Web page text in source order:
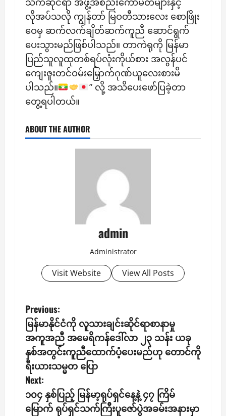
လိုအပ်သလို ကျွန်တာ် မြဝတီသားလေး စောဖြိုး
ဝေမှ ဆက်လက်ချိတ်ဆက်ကူညီ ဆောင်ရွက်
ပေးသွားမည်ဖြစ်ပါသည်။ တာကဲရုကို မြန်မာ
ပြည်သူလူထုတစ်ရပ်လုံးကိုယ်စား အလွန်ပင်
ကျေးဇူးတင်ဝမ်းမြှောက်ဂုဏ်ယူလေးစားမိ
ပါသည်။
” လို့ အသိပေးဖော်ပြခဲ့တာ
တွေ့ရပါတယ်။
ABOUT THE AUTHOR
admin
Administrator
Visit Website View All Posts
P
o
s
t
n
Previous:
မြန်မာနိုင်ငံကို လူသားချင်းဆိုင်ရာစာနာမှု
အကူအညီ အမေရိကန်ဒေါ်လာ ၂၃ သန်း ယခု
နှစ်အတွင်းကူညီထောက်ပံ့ပေးမည်ဟု တောင်ကို
ရီးယားသမ္မတ ပြော
Next:
၁၀၄ နှစ်ပြည့် မြန်မာ့ရုပ်ရှင်နေ့နဲ့ ၄၇ ကြိမ်
မြောက် ရုပ်ရှင်သက်ကြီးပူဇော်ပွဲအခမ်းအနားမှာ